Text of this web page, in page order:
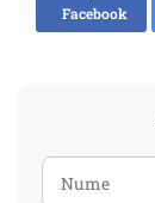
Facebook